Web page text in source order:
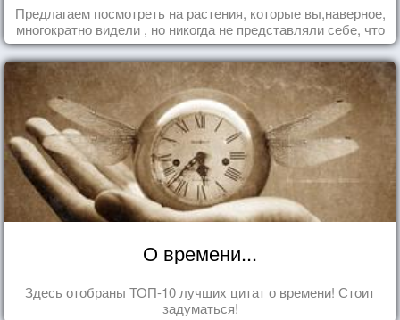
Предлагаем посмотреть на растения, которые вы,наверное,
многократно видели , но никогда не представляли себе, что
употребляете их в пищу.
О времени...
Здесь отобраны ТОП-10 лучших цитат о времени! Стоит
задуматься!